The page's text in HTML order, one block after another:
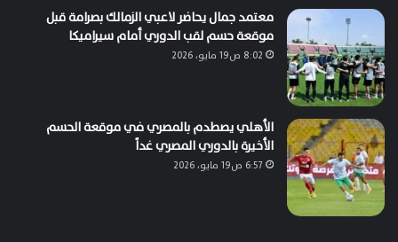
معتمد جمال يحاضر لاعبي الزمالك بصرامة قبل
موقعة حسم لقب الدوري أمام سيراميكا
8:02 ص19 مايو، 2026
الأهلي يصطدم بالمصري في موقعة الحسم
الأخيرة بالدوري المصري غداً
6:57 ص19 مايو، 2026